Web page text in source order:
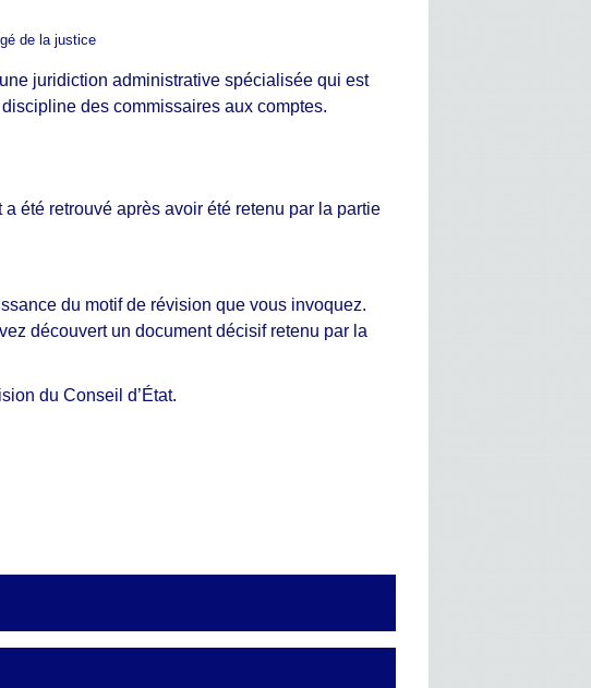
de la justice
juridiction administrative spécialisée qui est
des commissaires aux comptes.
été retrouvé après avoir été retenu par la partie
du motif de révision que vous invoquez.
découvert un document décisif retenu par la
du Conseil d’État.